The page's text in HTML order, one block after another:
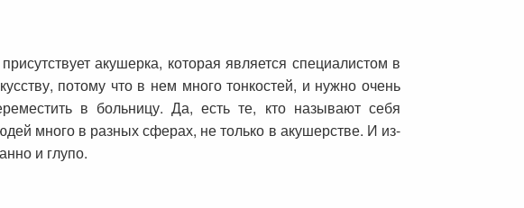
акушерка, которая является специалистом в
потому что в нем много тонкостей, и нужно очень
в больницу. Да, есть те, кто называют себя
много в разных сферах, не только в акушерстве. И из-
и глупо.